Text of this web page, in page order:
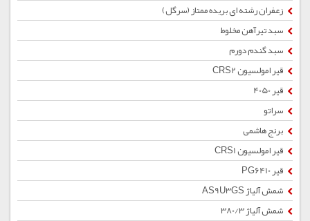
زعفران رشته ای بریده ممتاز (سرگل)
سبد تیرآهن مخلوط
سبد گندم دورم
قیر امولسیون CRS2
قیر 4050
سراتو
برنج هاشمی
قیر امولسیون CRS1
قیر PG6410
شمش آلیاژ AS9U3GS
شمش آلیاژ 380/3